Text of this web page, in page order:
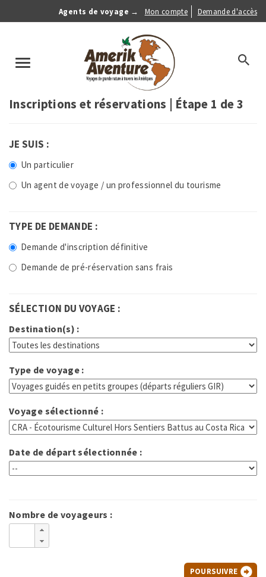
Agents de voyage →
Anonymous
Menu
Mon compte Demande d'accès
Toggle
search
Inscriptions et réservations | Étape 1 de 3
JE SUIS :
Un particulier
Un agent de voyage / un professionnel du tourisme
TYPE DE DEMANDE :
Demande d'inscription définitive
Demande de pré-réservation sans frais
SÉLECTION DU VOYAGE :
Destination(s) :
Type de voyage :
Voyage sélectionné :
Date de départ sélectionnée :
Nombre de voyageurs :
POURSUIVRE